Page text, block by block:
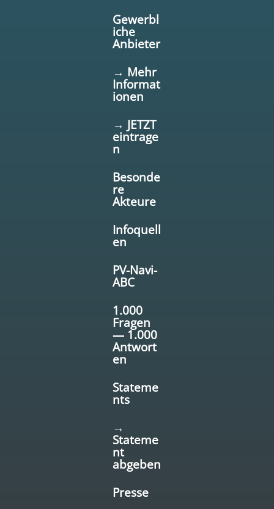
Gewerbl
iche
Anbieter
→ Mehr
Informat
ionen
→ JETZT
eintrage
n
Besonde
re
Akteure
Infoquell
en
PV-Navi-
ABC
1.000
Fragen
— 1.000
Antwort
en
Stateme
nts
→
Stateme
nt
abgeben
Presse